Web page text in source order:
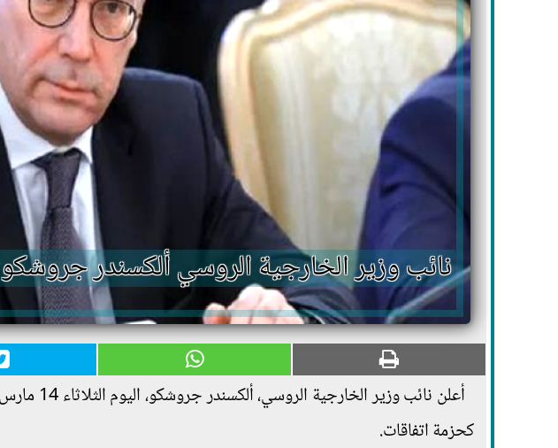
نائب وزير الخارجية الروسي ألكسندر جروشكو
أعلن نائب وزير الخارجية الروسي، ألكسندر جروشكو، اليوم الثلاثاء 14 مارس، تمديد العمل ب
كحزمة اتفاقات.